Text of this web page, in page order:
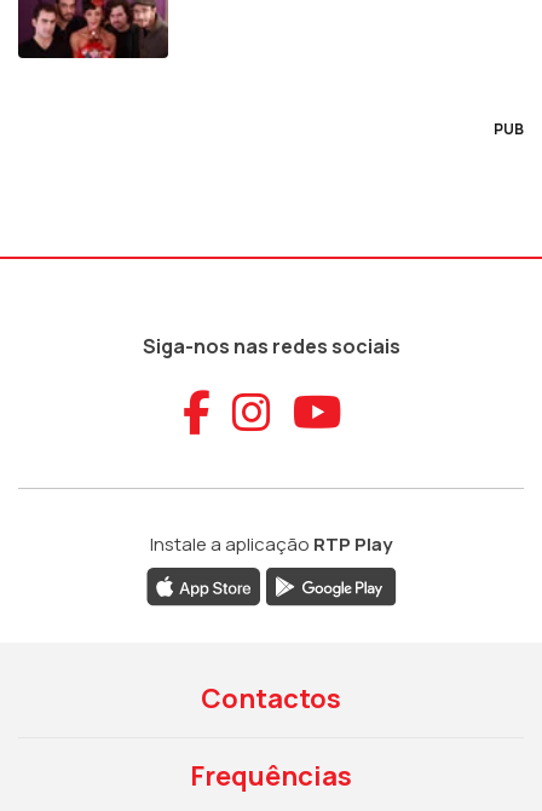
PUB
Siga-nos nas redes sociais
Aceder ao
Aceder ao
Aceder
Instale a aplicação RTP Play
Contactos
Frequências